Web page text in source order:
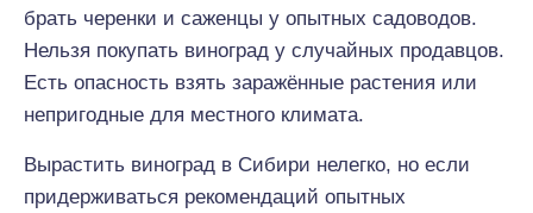
брать черенки и саженцы у опытных садоводов.
Нельзя покупать виноград у случайных продавцов.
Есть опасность взять заражённые растения или
непригодные для местного климата.
Вырастить виноград в Сибири нелегко, но если
придерживаться рекомендаций опытных